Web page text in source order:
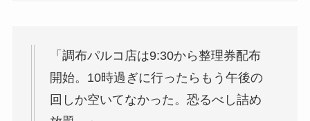
「調布パルコ店は9:30から整理券配布
開始。10時過ぎに行ったらもう午後の
回しか空いてなかった。恐るべし詰め